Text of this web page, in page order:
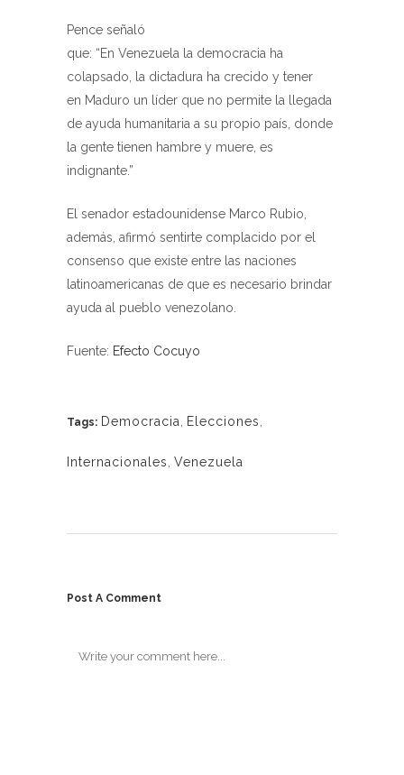
Pence señaló
que: “En Venezuela la democracia ha
colapsado, la dictadura ha crecido y tener
en Maduro un líder que no permite la llegada
de ayuda humanitaria a su propio país, donde
la gente tienen hambre y muere, es
indignante.”
El senador estadounidense Marco Rubio,
además, afirmó sentirte complacido por el
consenso que existe entre las naciones
latinoamericanas de que es necesario brindar
ayuda al pueblo venezolano.
Fuente: Efecto Cocuyo
Tags: Democracia Elecciones
Internacionales Venezuela
Post A Comment